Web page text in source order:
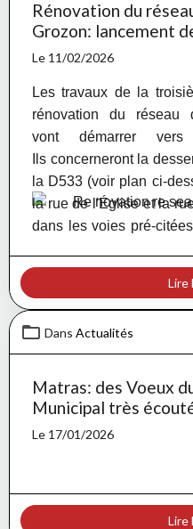
Rénovation du
Grozon: lancement
Le 11/02/2026
Les travaux de la
rénovation du réseau
vont démarrer
Ils concerneront la
la D533 (voir plan ci-
la rue de l'Église et la
dans les voies pré-
nous sollicitons la
des riverains. La
deux mois.
Lire
Dans Actualités
Matras: des Voeux
Municipal très
Le 17/01/2026
Lire